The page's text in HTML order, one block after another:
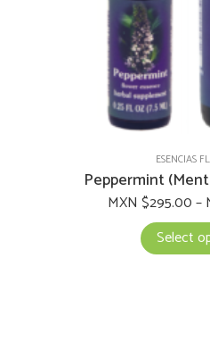
ESENCIAS
Peppermint
MXN $295.00–
Select
the